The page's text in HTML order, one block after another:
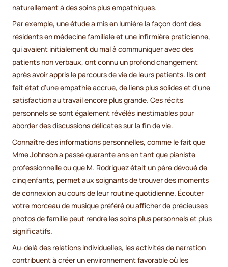
naturellement à des soins plus empathiques.
Par exemple, une étude a mis en lumière la façon dont des
résidents en médecine familiale et une infirmière praticienne,
qui avaient initialement du mal à communiquer avec des
patients non verbaux, ont connu un profond changement
après avoir appris le parcours de vie de leurs patients. Ils ont
fait état d'une empathie accrue, de liens plus solides et d'une
satisfaction au travail encore plus grande. Ces récits
personnels se sont également révélés inestimables pour
aborder des discussions délicates sur la fin de vie.
Connaître des informations personnelles, comme le fait que
Mme Johnson a passé quarante ans en tant que pianiste
professionnelle ou que M. Rodriguez était un père dévoué de
cinq enfants, permet aux soignants de trouver des moments
de connexion au cours de leur routine quotidienne. Écouter
votre morceau de musique préféré ou afficher de précieuses
photos de famille peut rendre les soins plus personnels et plus
significatifs.
Au-delà des relations individuelles, les activités de narration
contribuent à créer un environnement favorable où les